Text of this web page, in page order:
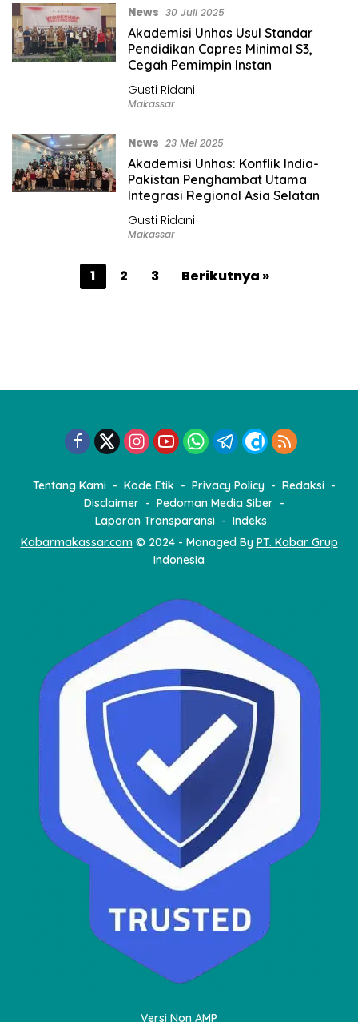
News 30 Juli 2025
Akademisi Unhas Usul Standar
Pendidikan Capres Minimal S3,
Cegah Pemimpin Instan
Gusti Ridani
Makassar
News 23 Mei 2025
Akademisi Unhas: Konflik India-
Pakistan Penghambat Utama
Integrasi Regional Asia Selatan
Gusti Ridani
Makassar
a
1 2 3 Berikutnya »
Tentang Kami Kode Etik Privacy Policy
Redaksi
Disclaimer
Pedoman Media Siber
Laporan Transparansi
Indeks
Kabarmakassar.com© 2024 - Managed By PT. Kabar Grup
Indonesia
Versi Non AMP